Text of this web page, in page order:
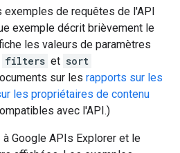
de requêtes de l'API
exemple décrit brièvement le
les valeurs de paramètres
filters et sort
sur les rapports sur les
les propriétaires de contenu
avec l'API.)
Google APIs Explorer et le